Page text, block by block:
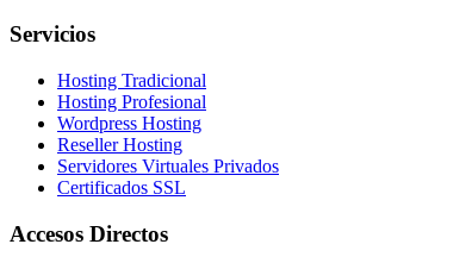
Servicios
Hosting Tradicional
Hosting Profesional
Wordpress Hosting
Reseller Hosting
Servidores Virtuales Privados
Certificados SSL
Accesos Directos